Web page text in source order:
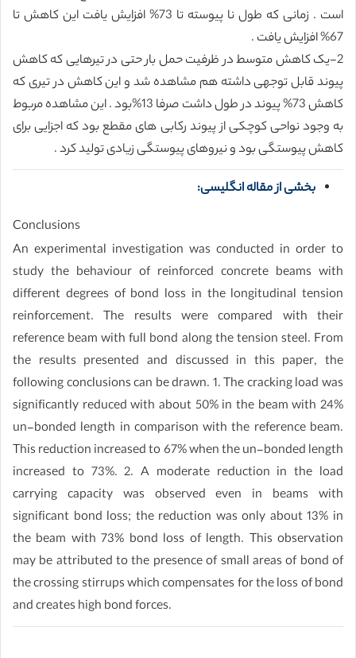
است . زمانی که طول نا پیوسته تا 73% افزایش یافت این کاهش تا
67% افزایش یافت .
2-یک کاهش متوسط در ظرفیت حمل بار حتی در تیرهایی که کاهش
پیوند قابل توجهی داشته هم مشاهده شد و این کاهش در تیری که
کاهش 73% پیوند در طول داشت صرفا 13%بود . این مشاهده مربوط
به وجود نواحی کوچکی از پیوند رکابی های مقطع بود که اجزایی برای
کاهش پیوستگی بود و نیروهای پیوستگی زیادی تولید کرد .
بخشی از مقاله انگلیسی:
Conclusions
An experimental investigation was conducted in order to
study the behaviour of reinforced concrete beams with
different degrees of bond loss in the longitudinal tension
reinforcement. The results were compared with their
reference beam with full bond along the tension steel. From
the results presented and discussed in this paper, the
following conclusions can be drawn. 1. The cracking load was
significantly reduced with about 50% in the beam with 24%
un-bonded length in comparison with the reference beam.
This reduction increased to 67% when the un-bonded length
increased to 73%. 2. A moderate reduction in the load
carrying capacity was observed even in beams with
significant bond loss; the reduction was only about 13% in
the beam with 73% bond loss of length. This observation
may be attributed to the presence of small areas of bond of
the crossing stirrups which compensates for the loss of bond
and creates high bond forces.